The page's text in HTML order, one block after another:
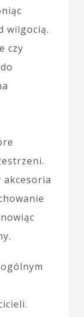
wilgocią.
czy
akcesoria